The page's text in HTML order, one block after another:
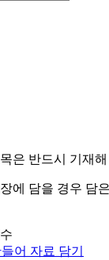
은 반드시 기재
에 담을 경우 담
어 자료 담기